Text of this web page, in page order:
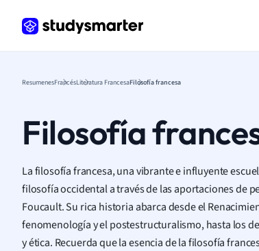
ResumenesFrancésLiteratura FrancesaFilosofía francesa
Filosofía
La filosofía francesa, una vibrante e influyente
filosofía occidental a través de las aportaciones de
Foucault. Su rica historia abarca desde el
fenomenología y el postestructuralismo, hasta los
y ética. Recuerda que la esencia de la filosofía